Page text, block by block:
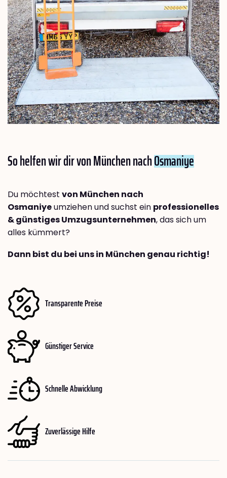
So helfen wir dir von München nachOsmaniye
Du möchtest von München nach
Osmaniyeumziehen und suchst ein professionelles
& günstiges Umzugsunternehmen, das sich um
alles kümmert?
Dann bist du bei uns in München genau richtig!
Transparente Preise
Günstiger Service
Schnelle Abwicklung
Zuverlässige Hilfe